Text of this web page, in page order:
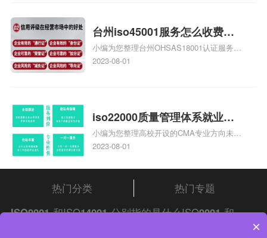
台州iso45001服务怎么收费，
台州iso45001认证服务怎么收
费
小编为您整理台州OHSAS18001认证服务中
心哪家收费便宜、台州ISO9000认证，哪个
标准是什么相关iso体系认证知识，详情可
查看下方正文！
2023-08-01
iso22000质量管理体系就业方
向，质量管理与认证就业方向
小编为您整理高校开设的CMA专业方向未来
就业前景及就业方向如何、cma就业方向有
和cma未来就业方向、大学生考完cma，就
哪些就业方向相关iso体系认证知识，详情
可查看下方正文！
2023-08-01
热门分类
热门专题
ISO9001 和ISO14001 分别指的是什么ISO9001 和
×